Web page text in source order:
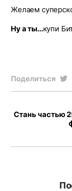
Желаем
Ну а ты...купи
Поделиться
Стань частью